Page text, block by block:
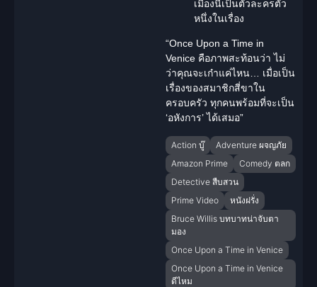
เมืองนี้เป็นตัวละครตัว
หนึ่งในเรื่อง
“Once Upon a Time in
Venice คือภาพสะท้อนว่า ไม่
ว่าคุณจะเก๋าแค่ไหน… เมื่อเป็น
เรื่องของสมาชิกสี่ขาใน
ครอบครัว ทุกคนพร้อมที่จะเป็น
‘อหังการ’ ได้เสมอ”
Action บู๊
Adventure ผจญภัย
Amazon Prime
Comedy ตลก
Detective สืบสวน
Prime Video
หนังฝรั่ง
Bruce Willis บทบาทน่าจับตา
มอง
Once Upon a Time in Venice
Once Upon a Time in Venice
ดีไหม